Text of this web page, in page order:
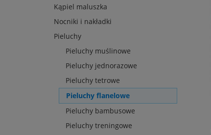
Kąpiel maluszka
Nocniki i nakładki
Pieluchy
Pieluchy muślinowe
Pieluchy jednorazowe
Pieluchy tetrowe
Pieluchy flanelowe
Pieluchy bambusowe
Pieluchy treningowe